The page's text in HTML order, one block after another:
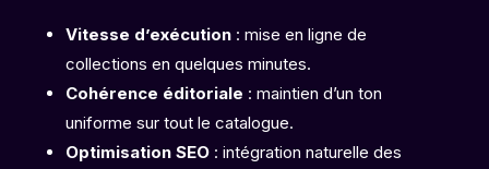
Vitesse d’exécution: mise en ligne de
collections en quelques minutes.
Cohérence éditoriale : maintien d’un ton
uniforme sur tout le catalogue.
Optimisation SEO: intégration naturelle des